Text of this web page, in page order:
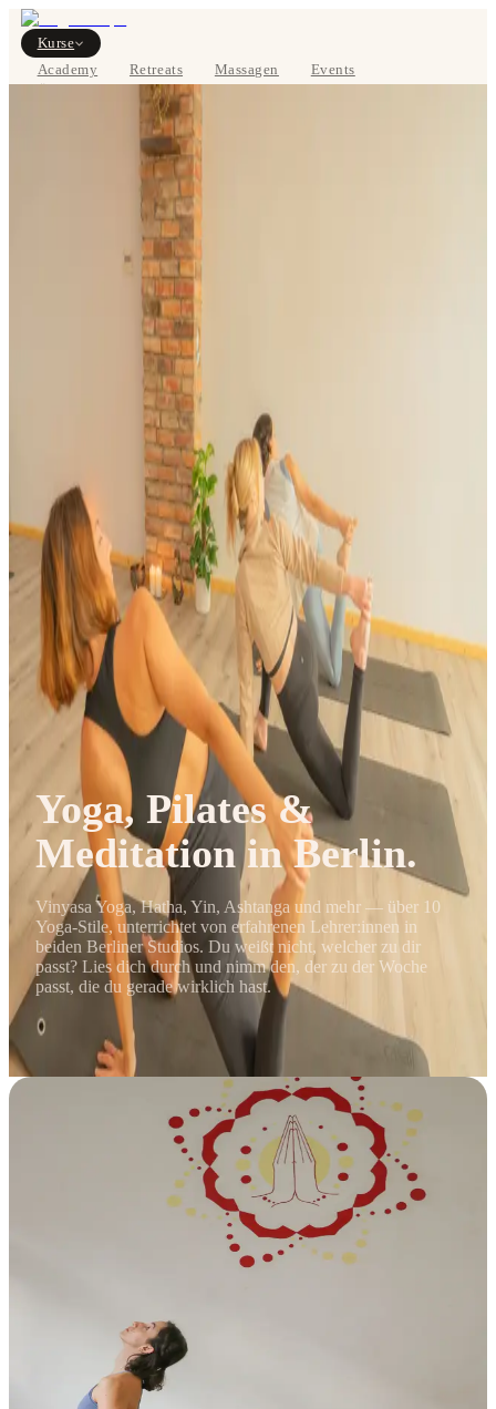
Kurse
Academy
Retreats Massagen
Events
STUNDENPLAN ANSEHEN
Studios
Journal
Gutscheine
Yoga, Pilates &
Meditation in Berlin.
Vinyasa Yoga, Hatha, Yin, Ashtanga und mehr — über 10
Yoga-Stile, unterrichtet von erfahrenen Lehrer:innen in
beiden Berliner Studios. Du weißt nicht, welcher zu dir
passt? Lies dich durch und nimm den, der zu der Woche
passt, die du gerade wirklich hast.